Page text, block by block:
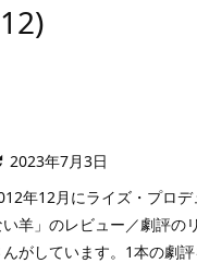
2023年7月3日
年12月にライズ・プロ
い羊」のレビュー／劇評の
んがしています。1本の劇